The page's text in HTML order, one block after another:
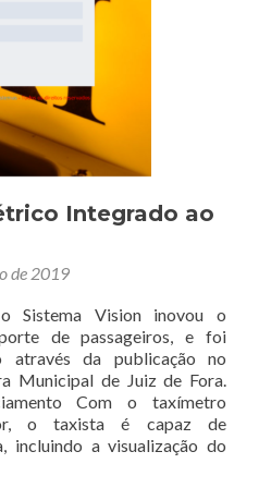
Integrado ao
de 2019
Vision inovou o
de passageiros, e foi
através da publicação no
Municipal de Juiz de Fora.
Com o taxímetro
o taxista é capaz de
incluindo a visualização do